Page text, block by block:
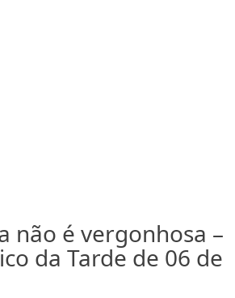
não é vergonhosa –
da Tarde de 06 de